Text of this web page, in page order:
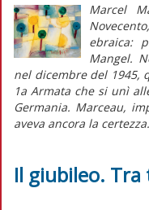
Marcel
ebraica:
Mangel.
nel dicembre del 1945,
1a Armata che si unì
Germania. Marceau,
aveva ancora la
Il giubileo. Tra